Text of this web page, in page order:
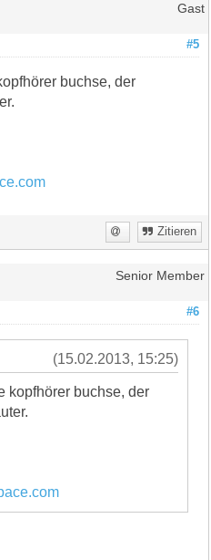
Gast
#5
buchse, der
Zitieren
Senior Member
#6
(15.02.2013, 15:25)
kopfhörer buchse, der